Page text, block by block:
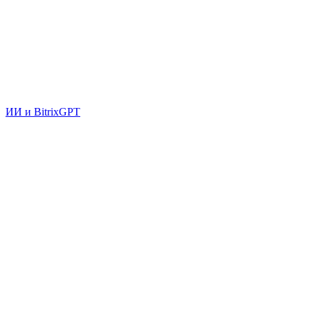
ИИ и BitrixGPT